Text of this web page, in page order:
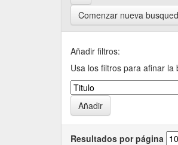
Comenzar nueva
Añadir filtros:
Usa los filtros para afinar la
Resultados por página